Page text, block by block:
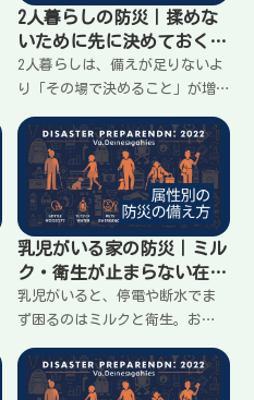
2人暮らしの防災｜揉めな
いために先に決めておくこ
と（役割・連絡・電池）
2人暮らしは、備えが足りないよ
り「その場で決めること」が増
番、充電の優先、トイレの切り
替え、置き場所のルールを先に
決めておくとラク。家に留まる
前提で、最低限の決め事をわか
りやすく整理します。
乳児がいる家の防災｜ミル
ク・衛生が止まらない在宅
避難の準備
乳児がいると、停電や断水でま
ず困るのはミルクと衛生。お
と処理、手洗いが崩れると一気
に回らなくなる。家に留まる前